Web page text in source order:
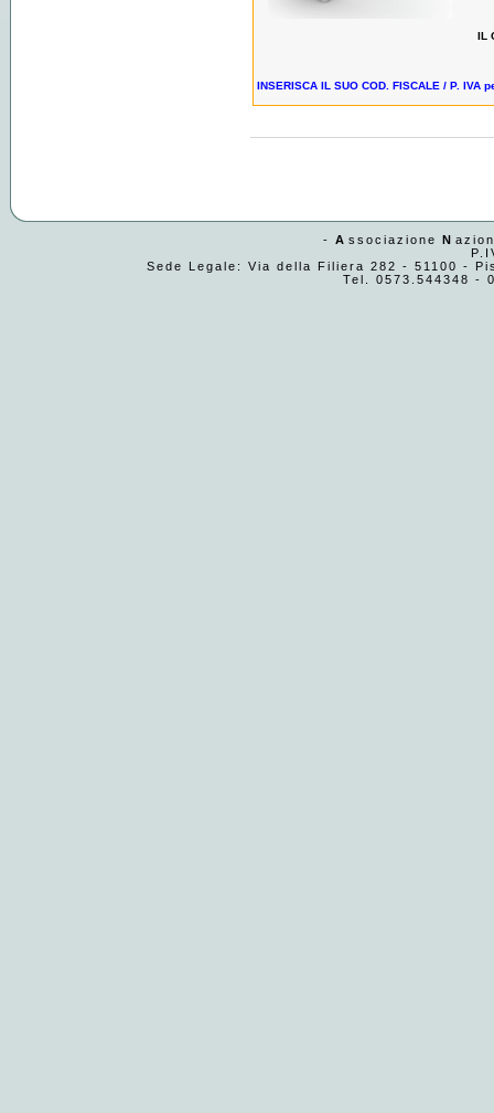
IL
INSERISCA IL SUO COD. FISCALE / P.
- A ssociazione N
Sede Legale: Via della Filiera 282 - 51100 -
Tel. 0573.544348 -